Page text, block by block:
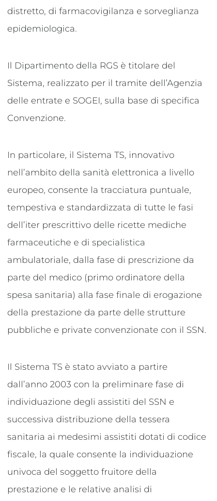
distretto, di farmacovigilanza e sorveglianza
epidemiologica.
Il Dipartimento della RGS è titolare del
Sistema, realizzato per il tramite dell’Agenzia
delle entrate e SOGEI, sulla base di specifica
Convenzione.
In particolare, il Sistema TS, innovativo
nell’ambito della sanità elettronica a livello
europeo, consente la tracciatura puntuale,
tempestiva e standardizzata di tutte le fasi
dell’iter prescrittivo delle ricette mediche
farmaceutiche e di specialistica
ambulatoriale, dalla fase di prescrizione da
parte del medico (primo ordinatore della
spesa sanitaria) alla fase finale di erogazione
della prestazione da parte delle strutture
pubbliche e private convenzionate con il SSN.
Il Sistema TS è stato avviato a partire
dall’anno 2003 con la preliminare fase di
individuazione degli assistiti del SSN e
successiva distribuzione della tessera
sanitaria ai medesimi assistiti dotati di codice
fiscale, la quale consente la individuazione
univoca del soggetto fruitore della
prestazione e le relative analisi di